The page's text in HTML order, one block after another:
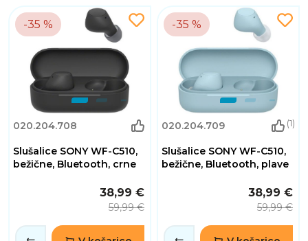
-35 %
020.204.708
Slušalice SONY WF-C510,
bežične, Bluetooth, crne
38,99 €
59,99 €
-35 %
020.204.709 (1)
Slušalice SONY WF-C510,
bežične, Bluetooth, plave
38,99 €
59,99 €